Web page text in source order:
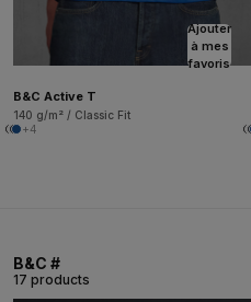
Ajouter
à mes
favoris
B&C Active T
140 g/m² / Classic Fit
+4
B&C #
17 products